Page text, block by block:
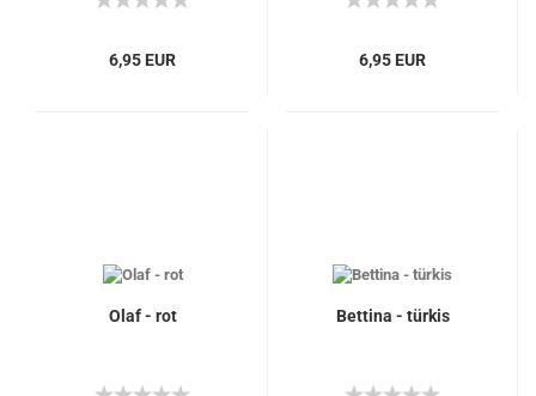
6,95 EUR 6,95 EUR
Olaf - rot Bettina - türkis